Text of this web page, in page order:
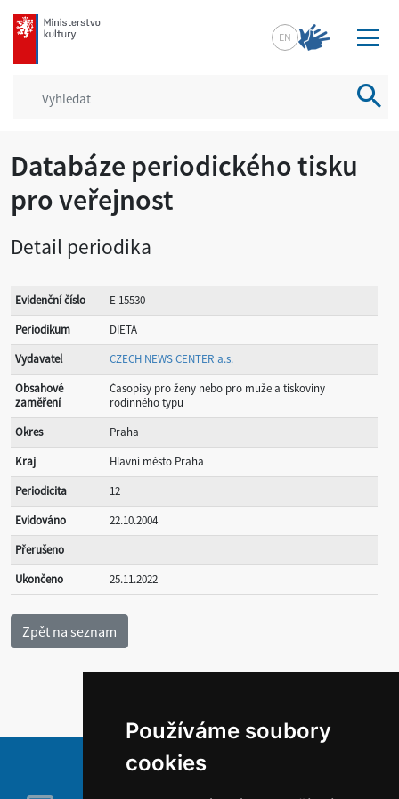
Používáme soubory
cookies
mkcr.cz
EN
Databáze periodického tisku
pro veřejnost
Detail periodika
Evidenční číslo
E 15530
Periodikum
DIETA
Vydavatel
CZECH NEWS CENTER a.s.
Obsahové
zaměření
Časopisy pro ženy nebo pro muže a tiskoviny
rodinného typu
Okres
Praha
Kraj
Hlavní město Praha
Periodicita
12
Evidováno
22.10.2004
Přerušeno
Ukončeno
25.11.2022